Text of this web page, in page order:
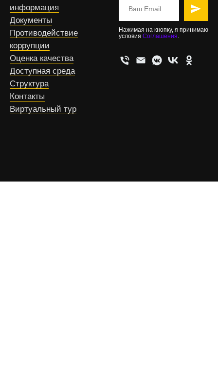
информация
Документы
Противодействие
коррупции
Оценка качества
Доступная среда
Структура
Контакты
Виртуальный тур
Нажимая на кнопку, я принимаю
условия Соглашения.